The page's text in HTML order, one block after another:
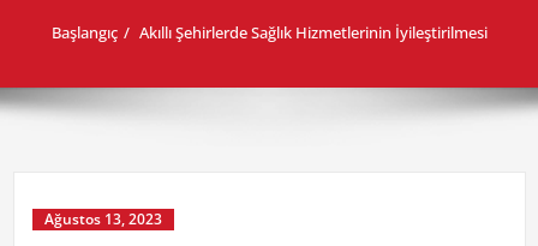
Başlangıç Akıllı Şehirlerde Sağlık Hizmetlerinin İyileştirilmesi
Ağustos 13, 2023